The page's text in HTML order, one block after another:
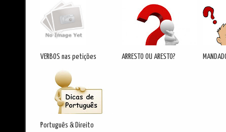
VERBOS nas petições ARRESTO OU ARESTO?
Português & Direito